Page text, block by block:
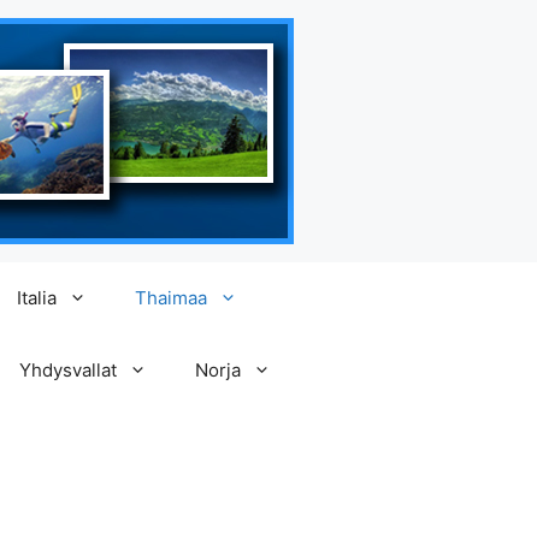
Italia Thaimaa
Yhdysvallat Norja